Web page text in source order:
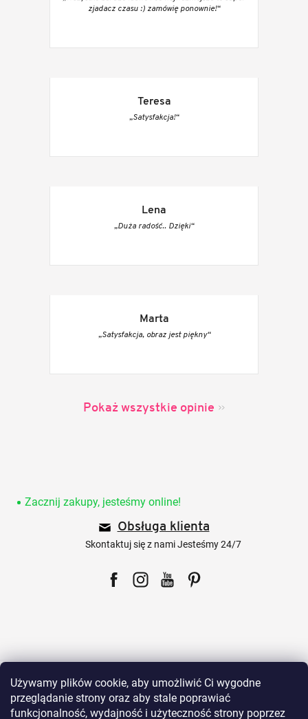
Używamy plików cookie, aby umożliwić Ci wygodne
przeglądanie strony oraz aby stale poprawiać
funkcjonalność, wydajność i użyteczność strony poprzez
zjadacz czasu :) zamówię ponownie!“
Teresa
„Satysfakcja!“
Lena
„Duża radość.. Dzięki“
Marta
„Satysfakcja, obraz jest piękny“
Pokaż wszystkie opinie
Zacznij zakupy, jesteśmy online!
Obsługa klienta
Skontaktuj się z nami Jesteśmy 24/7
Dla klientów